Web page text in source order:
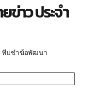
าว ประจำ
ทีมชำฆ้อพัฒนา